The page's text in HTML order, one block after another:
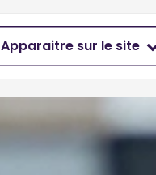
Apparaitre sur le site